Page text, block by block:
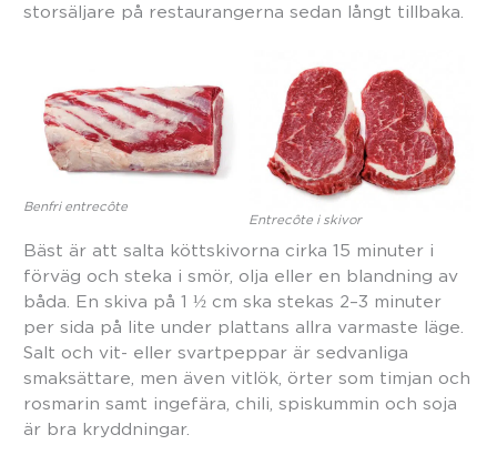
storsäljare på restaurangerna sedan långt tillbaka.
Benfri entrecôte
Entrecôte i skivor
Bäst är att salta köttskivorna cirka 15 minuter i
förväg och steka i smör, olja eller en blandning av
båda. En skiva på 1 ½ cm ska stekas 2–3 minuter
per sida på lite under plattans allra varmaste läge.
Salt och vit- eller svartpeppar är sedvanliga
smaksättare, men även vitlök, örter som timjan och
rosmarin samt ingefära, chili, spiskummin och soja
är bra kryddningar.